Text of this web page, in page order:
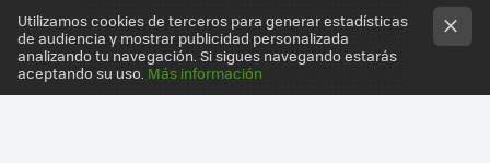
Utilizamos cookies de terceros para generar estadísticas
de audiencia y mostrar publicidad personalizada
analizando tu navegación. Si sigues navegando estarás
aceptando su uso. Más información